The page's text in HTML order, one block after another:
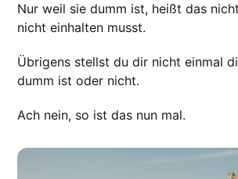
Nur weil sie dumm ist, heißt das
nicht einhalten musst.
Übrigens stellst du dir nicht einmal
dumm ist oder nicht.
Ach nein, so ist das nun mal.